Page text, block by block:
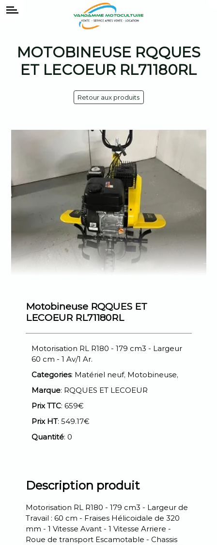
MOTOBINEUSE RQQUES
ET LECOEUR RL71180RL
Retour aux produits
Motobineuse RQQUES ET
LECOEUR RL71180RL
Motorisation RL R180 - 179 cm3 - Largeur
60 cm - 1 Av/1 Ar.
Categories: Matériel neuf, Motobineuse,
Marque: RQQUES ET LECOEUR
Prix TTC: 659€
Prix HT: 549.17€
Quantité: 0
Description produit
Motorisation RL R180 - 179 cm3 - Largeur de
Travail : 60 cm - Fraises Hélicoidale de 320
mm - 1 Vitesse Avant - 1 Vitesse Arriere -
Roue de transport Escamotable - Chassis